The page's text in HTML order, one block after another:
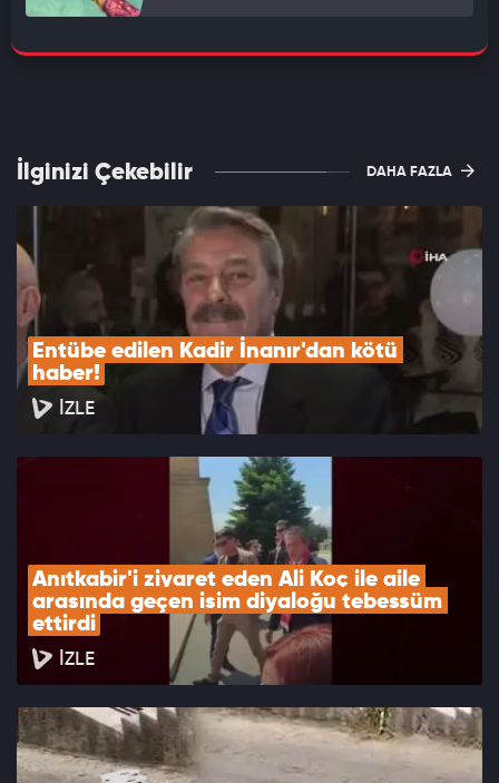
İlginizi Çekebilir DAHA FAZLA
Entübe edilen Kadir İnanır'dan kötü
haber!
İZLE
Anıtkabir'i ziyaret eden Ali Koç ile aile
arasında geçen isim diyaloğu tebessüm
ettirdi
İZLE